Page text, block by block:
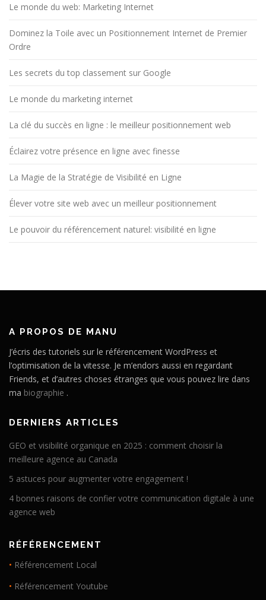
Le monde du web: Marketing Internet
Dominez la Toile avec un Positionnement Internet de Premier
Ordre
Les secrets du top classement sur Google
Le monde du marketing internet
La clé du succès en ligne : le meilleur positionnement web
Éclairez votre présence en ligne avec finesse
La Magie de la Stratégie de Visibilité en Ligne
Élever votre site web avec un meilleur positionnement
Le pouvoir du référencement naturel: visibilité en ligne
A PROPOS DE MANU
J’écris des tutoriels sur le référencement WordPress et
l’optimisation de la vitesse. Je m’endors aussi en regardant
Friends, et d’autres choses étranges que vous pouvez lire dans
ma biographie .
DERNIERS ARTICLES
GEO et visibilité organique en 2025 : comment choisir la
meilleure agence au Canada
5 astuces pour augmenter votre engagement !
4 bonnes raisons de confier votre communication digitale à une
agence web
RÉFÉRENCEMENT
• Référencement Local
• Référencement Youtube